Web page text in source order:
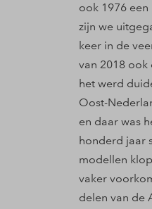
ook 1976
zijn we
keer in de
van 2018 ook
het werd
Oost-
en daar was
honderd jaar
modellen
vaker
delen van de